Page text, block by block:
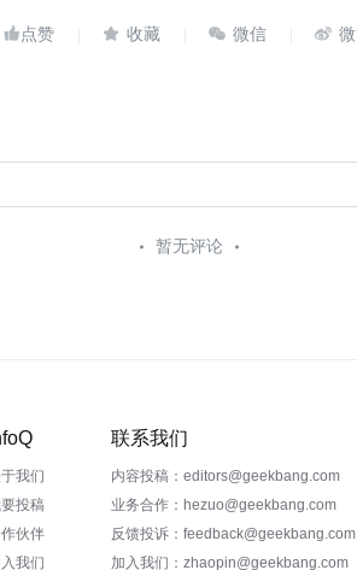
   
暂无评论
我们
投稿
伙伴
我们
联系我们
内容投稿：editors@geekbang.com
业务合作：hezuo@geekbang.com
反馈投诉：feedback@geekbang.com
加入我们：zhaopin@geekbang.com